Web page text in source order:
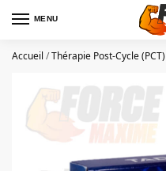
MENU
Accueil /Thérapie Post-Cycle (PCT)